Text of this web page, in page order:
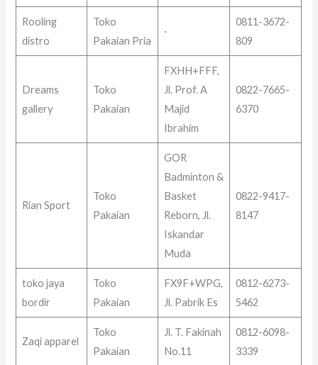
Rooling
distro
Toko
Pakaian Pria
·
0811-3672-
809
Dreams
gallery
Toko
Pakaian
FXHH+FFF,
Jl. Prof. A
Majid
Ibrahim
0822-7665-
6370
Rian Sport
Toko
Pakaian
GOR
Badminton &
Basket
Reborn, Jl.
Iskandar
Muda
0822-9417-
8147
toko jaya
bordir
Toko
Pakaian
FX9F+WPG,
Jl. Pabrik Es
0812-6273-
5462
Zaqi apparel
Toko
Pakaian
Jl. T. Fakinah
No.11
0812-6098-
3339